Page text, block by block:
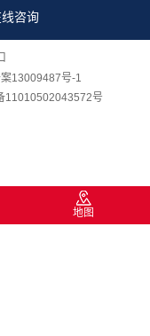
咨询
13009487号-1
11010502043572号
地图